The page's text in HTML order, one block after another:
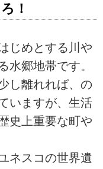
！
じめとする川や
水郷地帯です。
し離れれば、の
いますが、生活
史上重要な町や
ネスコの世界遺